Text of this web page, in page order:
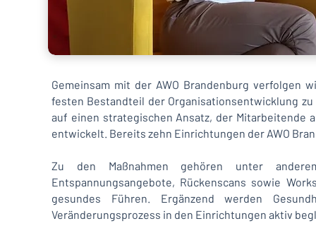
Gemeinsam mit der AWO Brandenburg verfolgen
festen Bestandteil der Organisationsentwicklung
auf einen strategischen Ansatz, der Mitarbeitende
entwickelt. Bereits zehn Einrichtungen der AWO
Zu den Maßnahmen gehören unter
Entspannungsangebote, Rückenscans sowie
gesundes Führen. Ergänzend werden
Veränderungsprozess in den Einrichtungen aktiv